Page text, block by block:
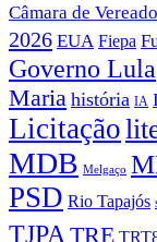
Câmara de
2026 EUA Fiepa
Governo Lula
Maria história IA
Licitação
MDB Melgaço
PSD Rio Tapajós
TJPA TRE